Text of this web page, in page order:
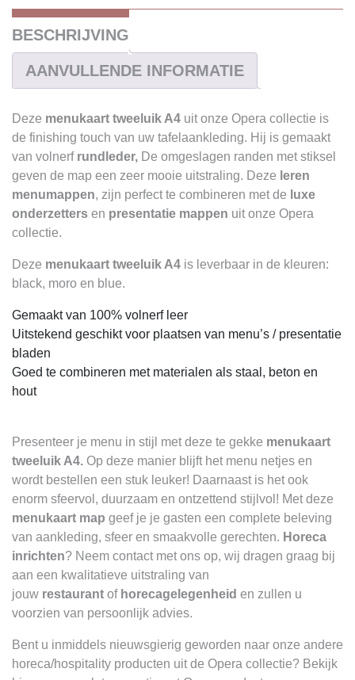
BESCHRIJVING
AANVULLENDE INFORMATIE
Deze menukaart tweeluik A4 uit onze Opera collectie is
de finishing touch van uw tafelaankleding. Hij is gemaakt
van volnerf rundleder, De omgeslagen randen met stiksel
geven de map een zeer mooie uitstraling. Deze leren
menumappen, zijn perfect te combineren met de luxe
onderzetters en presentatie mappen uit onze Opera
collectie.
Deze menukaart tweeluik A4 is leverbaar in de kleuren:
black, moro en blue.
Gemaakt van 100% volnerf leer
Uitstekend geschikt voor plaatsen van menu’s / presentatie
bladen
Goed te combineren met materialen als staal, beton en
hout
Presenteer je menu in stijl met deze te gekke menukaart
tweeluik A4. Op deze manier blijft het menu netjes en
wordt bestellen een stuk leuker! Daarnaast is het ook
enorm sfeervol, duurzaam en ontzettend stijlvol! Met deze
menukaart map geef je je gasten een complete beleving
van aankleding, sfeer en smaakvolle gerechten. Horeca
inrichten? Neem contact met ons op, wij dragen graag bij
aan een kwalitatieve uitstraling van
jouw restaurant of horecagelegenheid en zullen u
voorzien van persoonlijk advies.
Bent u inmiddels nieuwsgierig geworden naar onze andere
horeca/hospitality producten uit de Opera collectie? Bekijk